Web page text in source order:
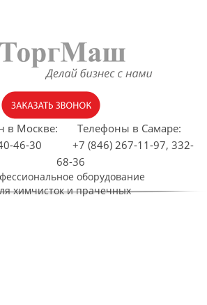
в Москве: Телефоны в Самаре:
46-30 +7 (846) 267-11-97, 332-
68-36
оборудование
химчисток и прачечных